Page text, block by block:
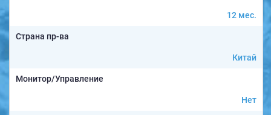
12 мес.
Страна пр-ва
Китай
Монитор/Управление
Нет